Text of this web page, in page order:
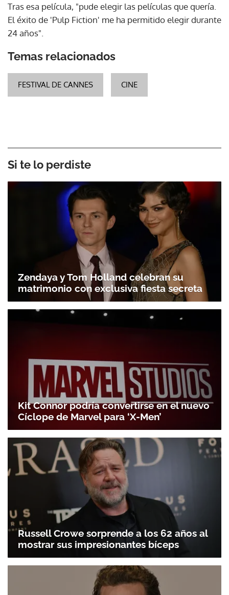
Tras esa película, "pude elegir las películas que quería.
El éxito de 'Pulp Fiction' me ha permitido elegir durante
24 años".
Temas relacionados
FESTIVAL DE CANNES CINE
Si te lo perdiste
Zendaya y Tom Holland celebran su
matrimonio con exclusiva fiesta secreta
Kit Connor podría convertirse en el nuevo
Cíclope de Marvel para ‘X-Men’
Russell Crowe sorprende a los 62 años al
mostrar sus impresionantes bíceps